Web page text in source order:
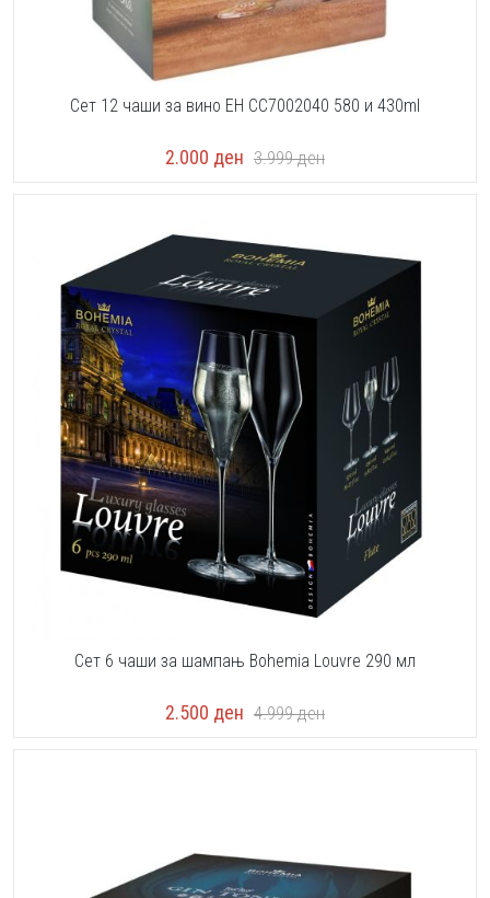
Сет 12 чаши за вино EH CC7002040 580 и 430ml
2.000 ден 3.999ден
Сет 6 чаши за шампањ Bohemia Louvre 290 мл
2.500 ден 4.999ден